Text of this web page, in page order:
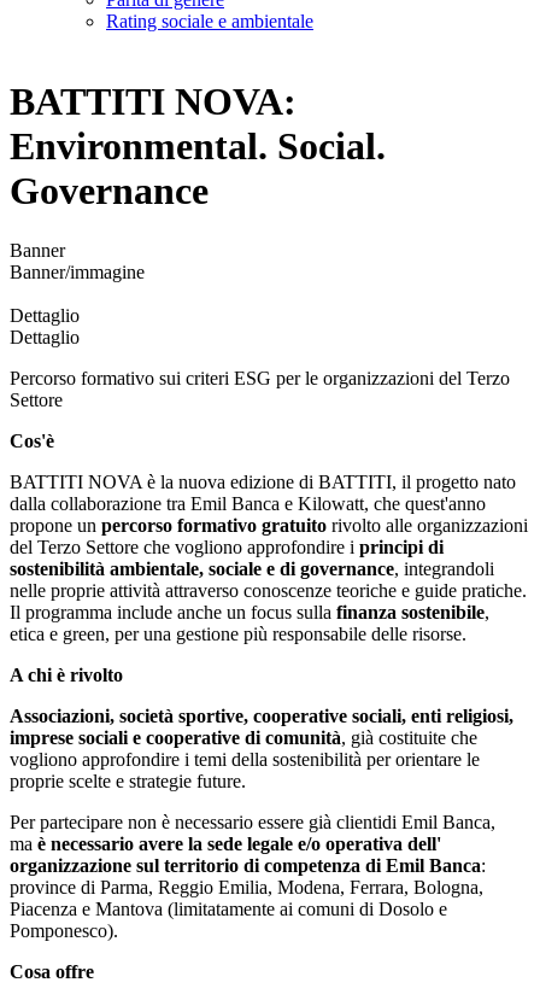
Rating sociale e ambientale
BATTITI NOVA:
Environmental. Social.
Governance
Banner
Banner/immagine
Dettaglio
Dettaglio
Percorso formativo sui criteri ESG per le organizzazioni del Terzo
Settore
Cos'è
BATTITI NOVA è la nuova edizione di BATTITI, il progetto nato
dalla collaborazione tra Emil Banca e Kilowatt, che quest'anno
propone un percorso formativo gratuito rivolto alle organizzazioni
del Terzo Settore che vogliono approfondire i principi di
sostenibilità ambientale, sociale e di governance, integrandoli
nelle proprie attività attraverso conoscenze teoriche e guide pratiche.
Il programma include anche un focus sulla finanza sostenibile,
etica e green, per una gestione più responsabile delle risorse.
A chi è rivolto
Associazioni, società sportive, cooperative sociali, enti religiosi,
imprese sociali e cooperative di comunità, già costituite che
vogliono approfondire i temi della sostenibilità per orientare le
proprie scelte e strategie future.
Per partecipare non è necessario essere già clientidi Emil Banca,
ma è necessario avere la sede legale e/o operativa dell'
organizzazione sul territorio di competenza di Emil Banca:
province di Parma, Reggio Emilia, Modena, Ferrara, Bologna,
Piacenza e Mantova (limitatamente ai comuni di Dosolo e
Pomponesco).
Cosa offre